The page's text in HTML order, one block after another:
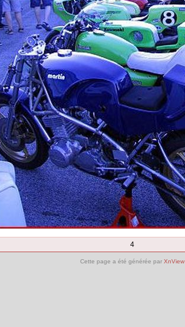
4
Cette page a été générée par XnView